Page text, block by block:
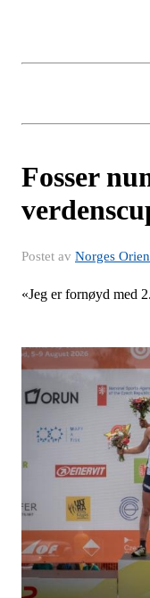
Fosser
Postet av Norges
«Jeg er fornøyd med